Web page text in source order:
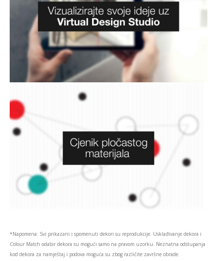
*Napomena: Svi prikazani i spomenuti dekori su reprodukcije. Usklađivanje dekora i
Colour Match odabir dekora su mogući samo na pravom uzorku. Neznatna odstupanja
kod dekora za namještaj i podova moguća su zbog različite završne obrade.